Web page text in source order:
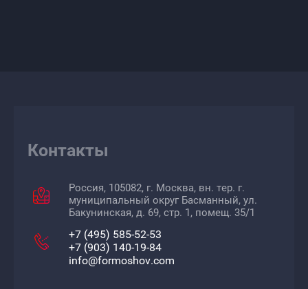
Контакты
Россия, 105082, г. Москва, вн. тер. г.
муниципальный округ Басманный, ул.
Бакунинская, д. 69, стр. 1, помещ. 35/1
+7 (495) 585-52-53
+7 (903) 140-19-84
info@formoshov.com